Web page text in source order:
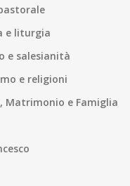
e liturgia
e salesianità
e religioni
Matrimonio e Famiglia